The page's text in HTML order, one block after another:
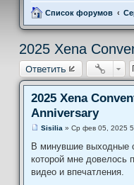
Список форумов
2025 Xena
Ответить
2025 Xena
Anniversary
о
б
е
Sisilia » Ср фев 05, 2025
В минувшие выходные
которой мне довелось
видео и впечатления.